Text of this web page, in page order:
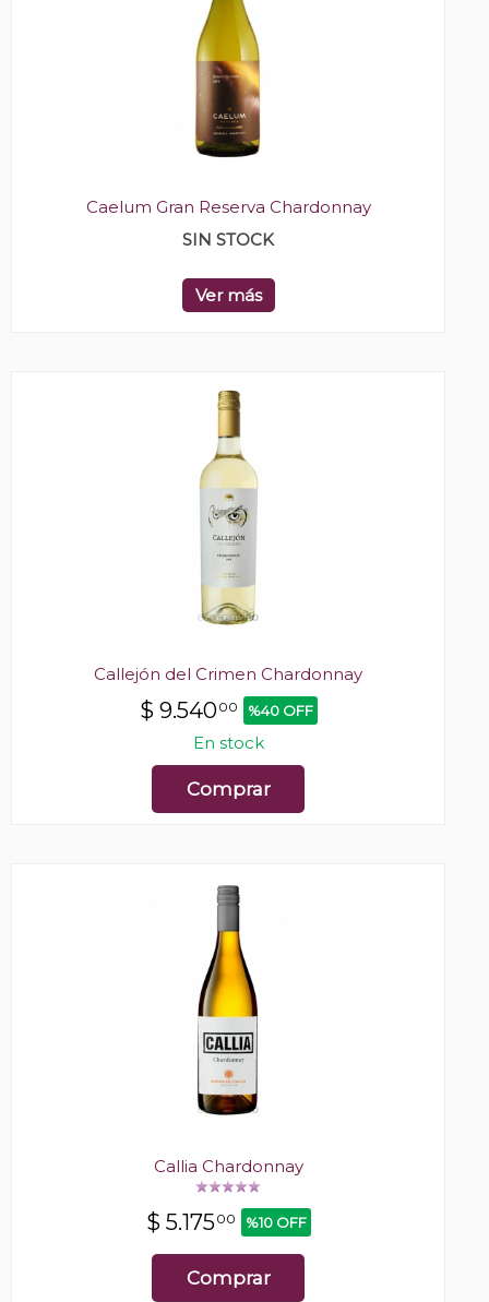
Caelum Gran Reserva Chardonnay
SIN STOCK
Ver más
Callejón del Crimen Chardonnay
$ 9.54000 %40 OFF
En stock
Comprar
Callia Chardonnay
$ 5.17500 %10 OFF
Comprar